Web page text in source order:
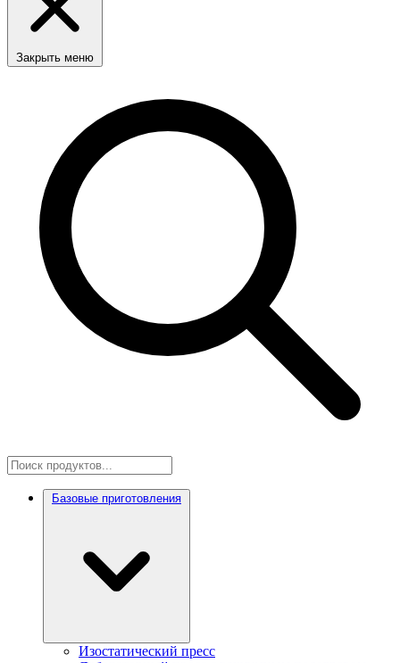
Закрыть меню
Базовые приготовления
Изостатический пресс